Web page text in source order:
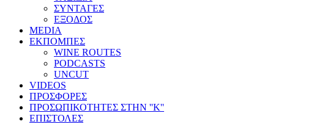
ΣΥΝΤΑΓΕΣ
ΕΞΟΔΟΣ
MEDIA
ΕΚΠΟΜΠΕΣ
WINE ROUTES
PODCASTS
UNCUT
VIDEOS
ΠΡΟΣΦΟΡΕΣ
ΠΡΟΣΩΠΙΚΟΤΗΤΕΣ ΣΤΗΝ ''Κ''
ΕΠΙΣΤΟΛΕΣ